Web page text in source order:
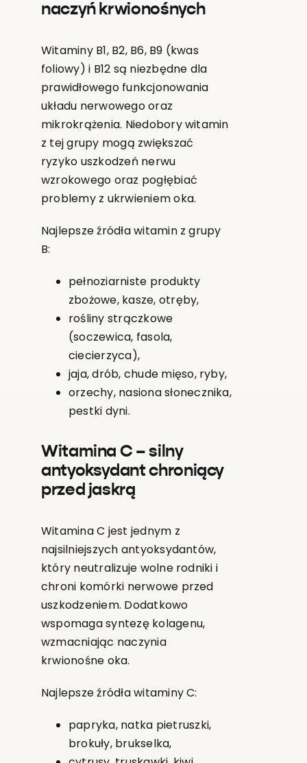
naczyń krwionośnych
Witaminy B1, B2, B6, B9 (kwas
foliowy) i B12 są niezbędne dla
prawidłowego funkcjonowania
układu nerwowego oraz
mikrokrążenia. Niedobory witamin
z tej grupy mogą zwiększać
ryzyko uszkodzeń nerwu
wzrokowego oraz pogłębiać
problemy z ukrwieniem oka.
Najlepsze źródła witamin z grupy
B:
pełnoziarniste produkty
zbożowe, kasze, otręby,
rośliny strączkowe
(soczewica, fasola,
ciecierzyca),
jaja, drób, chude mięso, ryby,
orzechy, nasiona słonecznika,
pestki dyni.
Witamina C – silny
antyoksydant chroniący
przed jaskrą
Witamina C jest jednym z
najsilniejszych antyoksydantów,
który neutralizuje wolne rodniki i
chroni komórki nerwowe przed
uszkodzeniem. Dodatkowo
wspomaga syntezę kolagenu,
wzmacniając naczynia
krwionośne oka.
Najlepsze źródła witaminy C:
papryka, natka pietruszki,
brokuły, brukselka,